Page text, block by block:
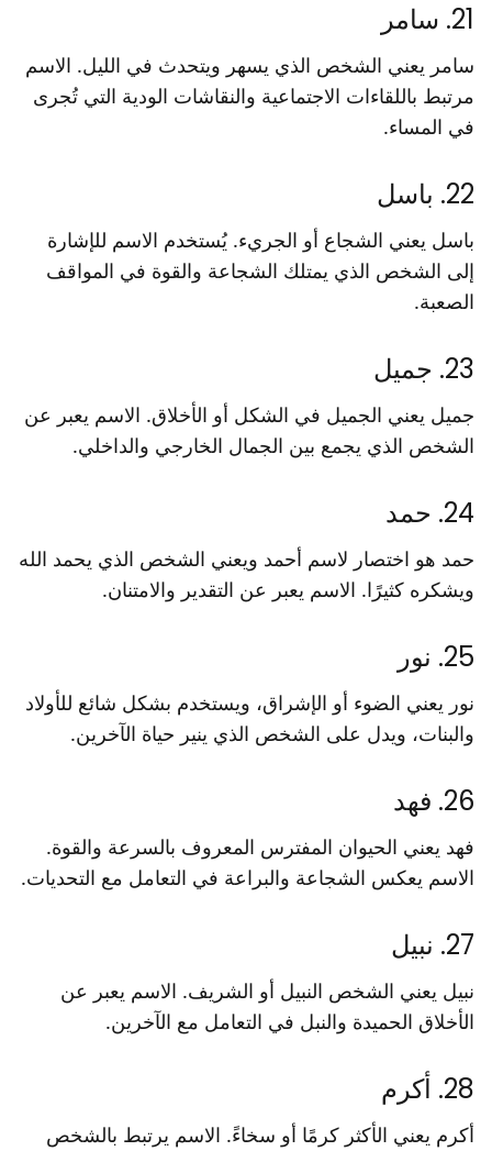
21. سامر
سامر يعني الشخص الذي يسهر ويتحدث في الليل. الاسم
مرتبط باللقاءات الاجتماعية والنقاشات الودية التي تُجرى
في المساء.
22. باسل
باسل يعني الشجاع أو الجريء. يُستخدم الاسم للإشارة
إلى الشخص الذي يمتلك الشجاعة والقوة في المواقف
الصعبة.
23. جميل
جميل يعني الجميل في الشكل أو الأخلاق. الاسم يعبر عن
الشخص الذي يجمع بين الجمال الخارجي والداخلي.
24. حمد
حمد هو اختصار لاسم أحمد ويعني الشخص الذي يحمد الله
ويشكره كثيرًا. الاسم يعبر عن التقدير والامتنان.
25. نور
نور يعني الضوء أو الإشراق، ويستخدم بشكل شائع للأولاد
والبنات، ويدل على الشخص الذي ينير حياة الآخرين.
26. فهد
فهد يعني الحيوان المفترس المعروف بالسرعة والقوة.
الاسم يعكس الشجاعة والبراعة في التعامل مع التحديات.
27. نبيل
نبيل يعني الشخص النبيل أو الشريف. الاسم يعبر عن
الأخلاق الحميدة والنبل في التعامل مع الآخرين.
28. أكرم
أكرم يعني الأكثر كرمًا أو سخاءً. الاسم يرتبط بالشخص